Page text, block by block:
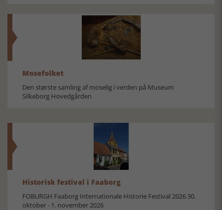
Mosefolket
Den største samling af moselig i verden på Museum
Silkeborg Hovedgården
Historisk festival i Faaborg
FOBURGH Faaborg Internationale Historie Festival 2026 30.
oktober - 1. november 2026